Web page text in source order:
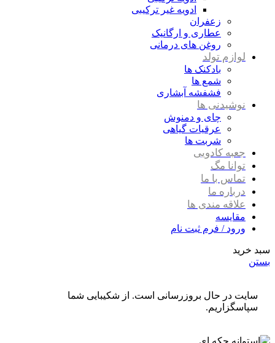
ادویه غیر ترکیبی
زعفران
عطاری و ارگانیک
روغن های درمانی
لوازم تولد
بادکنک ها
شمع ها
فشفشه آبشاری
نوشیدنی ها
چای و دمنوش
عرقیات گیاهی
شربت ها
جعبه کادویی
توانا مگ
تماس با ما
درباره ما
علاقه مندی ها
مقایسه
ورود / فرم ثبت نام
سبد خرید
بستن
سایت در حال بروزرسانی است. از شکیبایی شما
سپاسگزاریم.